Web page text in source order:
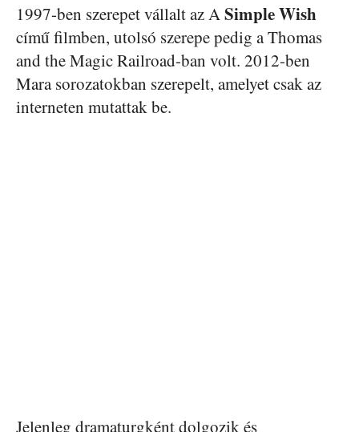
1997-ben szerepet vállalt az A Simple Wish
című filmben, utolsó szerepe pedig a Thomas
and the Magic Railroad-ban volt. 2012-ben
Mara sorozatokban szerepelt, amelyet csak az
interneten mutattak be.
Jelenleg dramaturgként dolgozik és